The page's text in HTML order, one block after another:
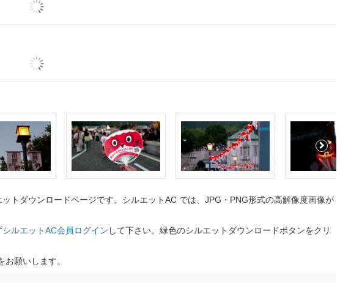
トダウンロードページです。シルエットAC では、JPG・PNG形式の高解像度画像が
シルエットAC会員ログイン して下さい。緑色のシルエットダウンロードボタンをクリ
お願いします。